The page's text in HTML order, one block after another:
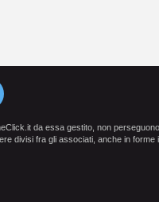
da essa gestito, non
divisi fra gli associati, anche in forme